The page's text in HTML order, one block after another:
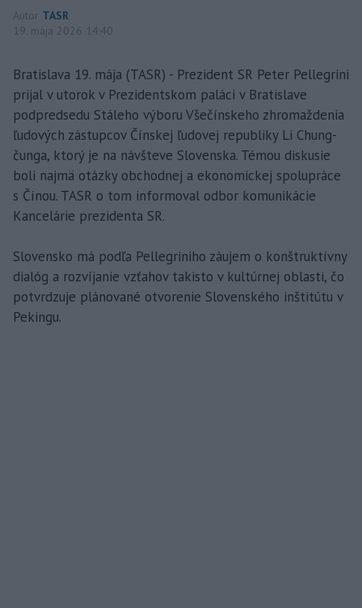
Autor TASR
19. mája 2026 14:40
Bratislava 19. mája (TASR) - Prezident SR Peter Pellegrini
prijal v utorok v Prezidentskom paláci v Bratislave
podpredsedu Stáleho výboru Všečínskeho zhromaždenia
ľudových zástupcov Čínskej ľudovej republiky Li Chung-
čunga, ktorý je na návšteve Slovenska. Témou diskusie
boli najmä otázky obchodnej a ekonomickej spolupráce
s Čínou. TASR o tom informoval odbor komunikácie
Kancelárie prezidenta SR.
Slovensko má podľa Pellegriniho záujem o konštruktívny
dialóg a rozvíjanie vzťahov takisto v kultúrnej oblasti, čo
potvrdzuje plánované otvorenie Slovenského inštitútu v
Pekingu.